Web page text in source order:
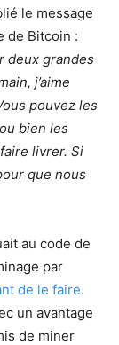
le message
de Bitcoin :
deux grandes
j’aime
pouvez les
bien les
livrer. Si
que nous
au code de
par
de le faire.
un avantage
de miner